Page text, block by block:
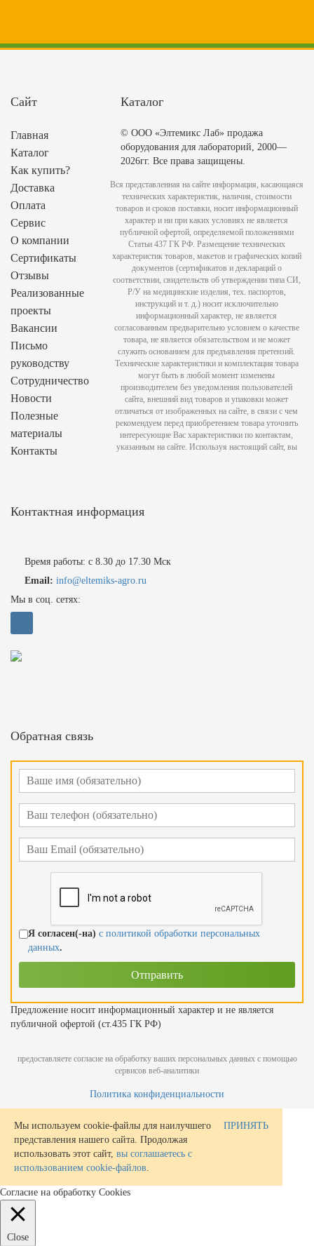
Сайт
Главная
Каталог
Как купить?
Доставка
Оплата
Сервис
О компании
Сертификаты
Отзывы
Реализованные
проекты
Вакансии
Письмо
руководству
Сотрудничество
Новости
Полезные
материалы
Контакты
Каталог
Контактная информация
Время работы: с 8.30 до 17.30 Мск
Email: info@eltemiks-agro.ru
Мы в соц. сетях:
Обратная связь
Я согласен(-на) с политикой обработки персональных
данных.
Предложение носит информационный характер и не является
публичной офертой (ст.435 ГК РФ)
© ООО «Элтемикс Лаб» продажа
оборудования для лабораторий, 2000—
2026гг. Все права защищены.
Вся представленная на сайте информация, касающаяся
технических характеристик, наличия, стоимости
товаров и сроков поставки, носит информационный
характер и ни при каких условиях не является
публичной офертой, определяемой положениями
Статьи 437 ГК РФ. Размещение технических
характеристик товаров, макетов и графических копий
документов (сертификатов и деклараций о
соответствии, свидетельств об утверждении типа СИ,
Р/У на медицинские изделия, тех. паспортов,
инструкций и т. д.) носит исключительно
информационный характер, не является
согласованным предварительно условием о качестве
товара, не является обязательством и не может
служить основанием для предъявления претензий.
Технические характеристики и комплектация товара
могут быть в любой момент изменены
производителем без уведомления пользователей
сайта, внешний вид товаров и упаковки может
отличаться от изображенных на сайте, в связи с чем
рекомендуем перед приобретением товара уточнить
интересующие Вас характеристики по контактам,
указанным на сайте. Используя настоящий сайт, вы
предоставляете согласие на обработку ваших персональных данных с помощью
сервисов веб-аналитики
Политика конфиденциальности
Мы используем cookie-файлы для наилучшего
представления нашего сайта. Продолжая
использовать этот сайт, вы соглашаетесь с
использованием cookie-файлов.
ПРИНЯТЬ
Согласие на обработку Cookies
Close